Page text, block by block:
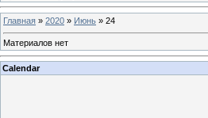
Главная » 2020 » Июнь » 24
Материалов нет
Calendar